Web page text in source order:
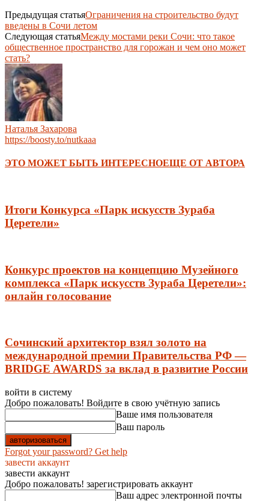
Предыдущая статьяОграничения на строительство будут
введены в Сочи летом
Следующая статьяМежду мостами реки Сочи: что такое
общественное пространство для горожан и чем оно может
стать?
Наталья Захарова
https://boosty.to/nutkaaa
ЭТО МОЖЕТ БЫТЬ ИНТЕРЕСНОЕЩЕ ОТ АВТОРА
Итоги Конкурса «Парк искусств Зураба
Церетели»
Конкурс проектов на концепцию Музейного
комплекса «Парк искусств Зураба Церетели»:
онлайн голосование
Сочинский архитектор взял золото на
международной премии Правительства РФ —
BRIDGE AWARDS за вклад в развитие России
войти в систему
Добро пожаловать! Войдите в свою учётную запись
Ваше имя пользователя
Ваш пароль
Forgot your password? Get help
завести аккаунт
завести аккаунт
Добро пожаловать! зарегистрировать аккаунт
Ваш адрес электронной почты